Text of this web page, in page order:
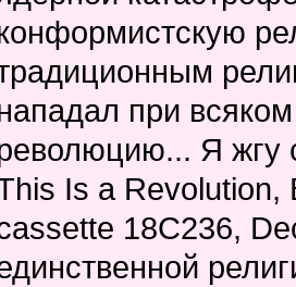
при
Я жгу
Is a Revolution,
18C236,